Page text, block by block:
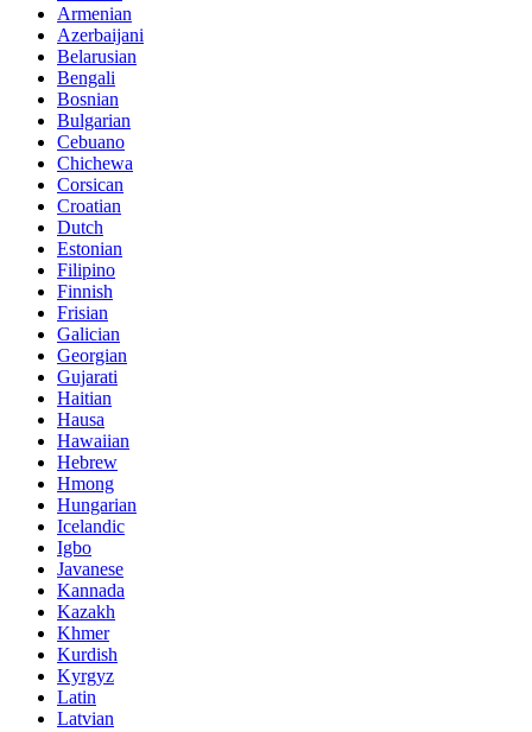
Armenian
Azerbaijani
Belarusian
Bengali
Bosnian
Bulgarian
Cebuano
Chichewa
Corsican
Croatian
Dutch
Estonian
Filipino
Finnish
Frisian
Galician
Georgian
Gujarati
Haitian
Hausa
Hawaiian
Hebrew
Hmong
Hungarian
Icelandic
Igbo
Javanese
Kannada
Kazakh
Khmer
Kurdish
Kyrgyz
Latin
Latvian